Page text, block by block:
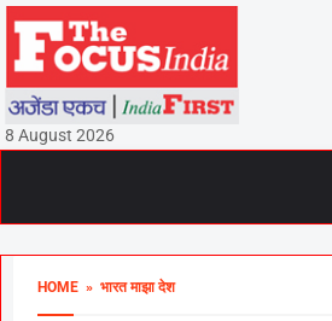
8 August 2026
HOME » भारत माझा देश